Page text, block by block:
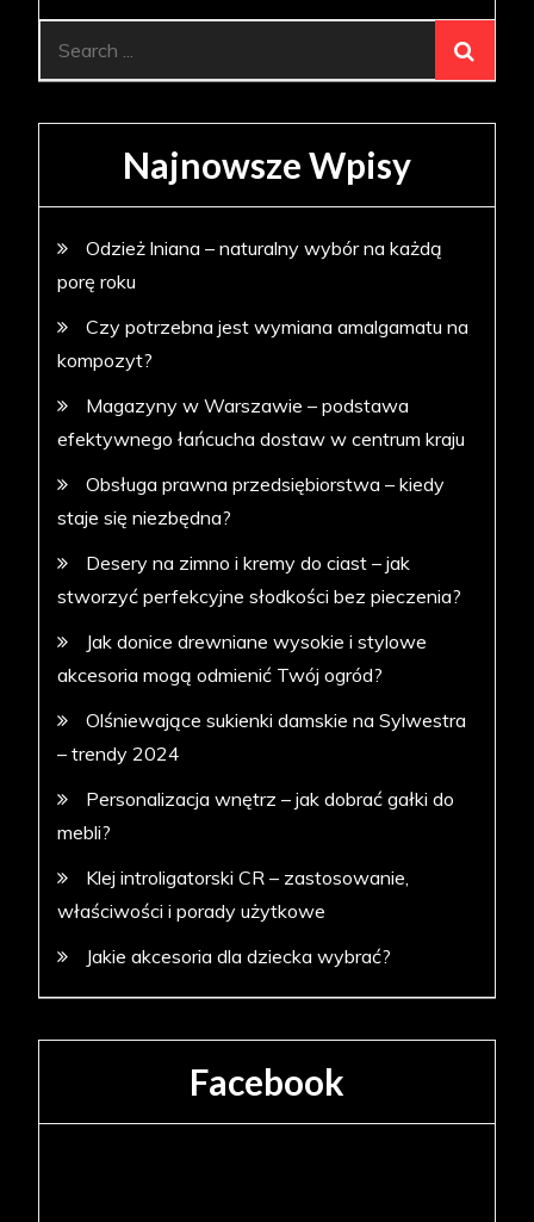
Najnowsze Wpisy
Odzież lniana – naturalny wybór na każdą
porę roku
Czy potrzebna jest wymiana amalgamatu na
kompozyt?
Magazyny w Warszawie – podstawa
efektywnego łańcucha dostaw w centrum kraju
Obsługa prawna przedsiębiorstwa – kiedy
staje się niezbędna?
Desery na zimno i kremy do ciast – jak
stworzyć perfekcyjne słodkości bez pieczenia?
Jak donice drewniane wysokie i stylowe
akcesoria mogą odmienić Twój ogród?
Olśniewające sukienki damskie na Sylwestra
– trendy 2024
Personalizacja wnętrz – jak dobrać gałki do
mebli?
Klej introligatorski CR – zastosowanie,
właściwości i porady użytkowe
Jakie akcesoria dla dziecka wybrać?
Facebook